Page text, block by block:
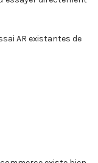
AR existantes de